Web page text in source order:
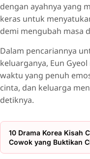
dengan ayahnya yang
keras untuk
demi mengubah masa
Dalam pencariannya
keluarganya, Eun
waktu yang penuh
cinta, dan keluarga
detiknya.
10 Drama Korea Kisah
Cowok yang Buktikan